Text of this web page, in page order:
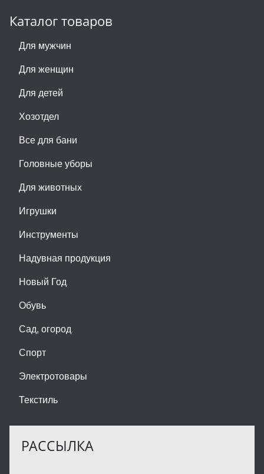
Каталог товаров
Для мужчин
Для женщин
Для детей
Хозотдел
Все для бани
Головные уборы
Для животных
Игрушки
Инструменты
Надувная продукция
Новый Год
Обувь
Сад, огород
Спорт
Электротовары
Текстиль
РАССЫЛКА